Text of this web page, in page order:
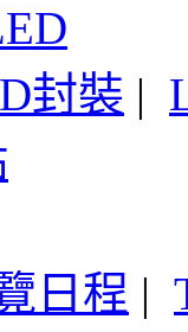
封裝 |
日程 |